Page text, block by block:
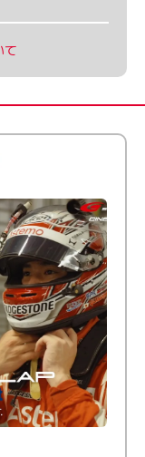
て
× 野村勇斗
auto sport】